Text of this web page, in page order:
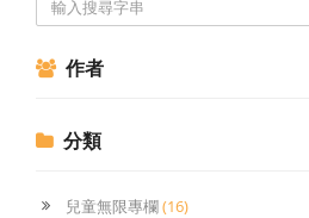
作者
分類
兒童無限專欄(16)